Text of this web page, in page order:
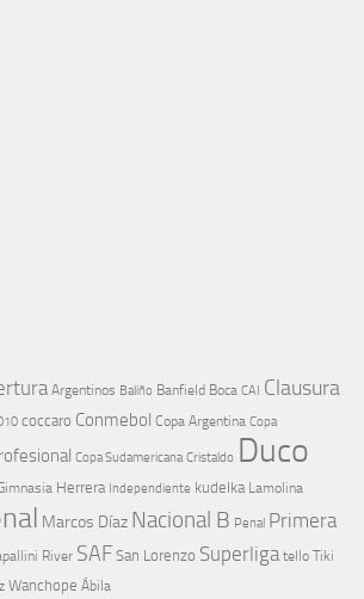
Argentinos Baliño Banfield Boca CAI Clausura
coccaro Conmebol Copa Argentina Copa
Copa Sudamericana Cristaldo Duco
Herrera Independiente kudelka Lamolina
Marcos Díaz Nacional B Penal Primera
River SAF San Lorenzo Superliga tello Tiki
Wanchope Ábila